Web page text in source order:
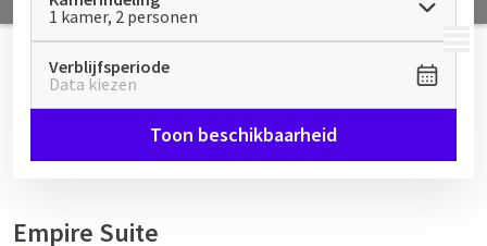
MENU
1 kamer, 2 personen
Verblijfsperiode
Data kiezen
Toon beschikbaarheid
Empire Suite